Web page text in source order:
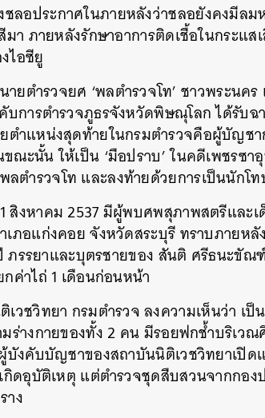
ชลอประกาศในภายหลังว่าชลอยังคงมีล
า ภายหลังรักษาอาการติดเชื้อในกระแ
ไอซียู
ยตำรวจยศ ‘พลตำรวจโท’ ชาวพระนค
การตำรวจภูธรจังหวัดพิษณุโลก ได้รับฉา
ตำแหน่งสุดท้ายในกรมตำรวจคือผู้บัญช
ณะนั้น ให้เป็น ‘มือปราบ’ ในคดีเพชรซ
ตำรวจโท และลงท้ายด้วยการเป็นนักโท
สิงหาคม 2537 มีผู้พบศพสุภาพสตรีและ
ภอแก่งคอย จังหวัดสระบุรี ทราบภายห
ภรรยาและบุตรชายของ สันติ ศรีธนะขั
ค่าไถ่ 1 เดือนก่อนหน้า
ชวิทยา กรมตำรวจ ลงความเห็นว่า เป็
างกายของทั้ง 2 คน มีรอยฟกช้ำบริเวณ
งคับบัญชาของสถาบันนิติเวชวิทยาเปิด
กิดอุบัติเหตุ แต่ตำรวจชุดสืบสวนจากกอ
าง